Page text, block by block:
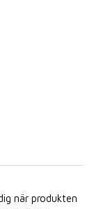
när produkten